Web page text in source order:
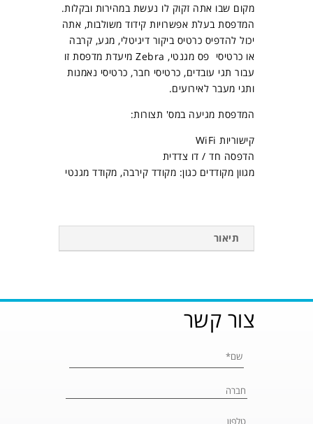
מקום שבו אתה זקוק לו נעשת במהירות ובקלות.
המדפסת בעלת אפשרויות קידוד משולבות, אתה
יכול להדפיס כרטיס ביקור דיגיטלי, מגע, קרבה
או כרטיסי פס מגנטי, Zebra מיעדת מדפסת זו
עבור תגי עובדים, כרטיסי חבר, כרטיסי נאמנות
ותגי מעבר לאירועים.
המדפסת מגיעה במס' תצורות:
קישוריות WiFi
הדפסה חד / דו צדדית
מגוון מקודדים כגון: מקודד קירבה, מקודד מגנטי
תיאור
צור קשר